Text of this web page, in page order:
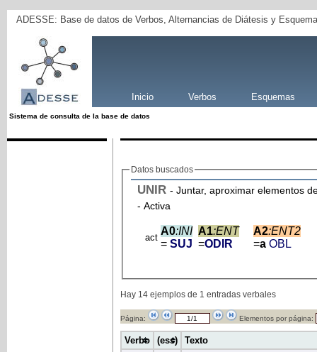
ADESSE: Base de datos de Verbos, Alternancias de Diátesis y
Inicio Verbos Esquemas
Sistema de consulta de la base de datos
Datos buscados
UNIR - Juntar, aproximar elementos
- Activa
act
A0:INI
= SUJ
A1:ENT
=ODIR
A2:ENT2
=a OBL
Hay 14 ejemplos de 1 entradas verbales
Página: Elementos por página:
Verbo (ess) Texto